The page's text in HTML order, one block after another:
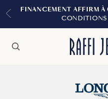
FINANCEMENT AFFIRM
CONDITIONS